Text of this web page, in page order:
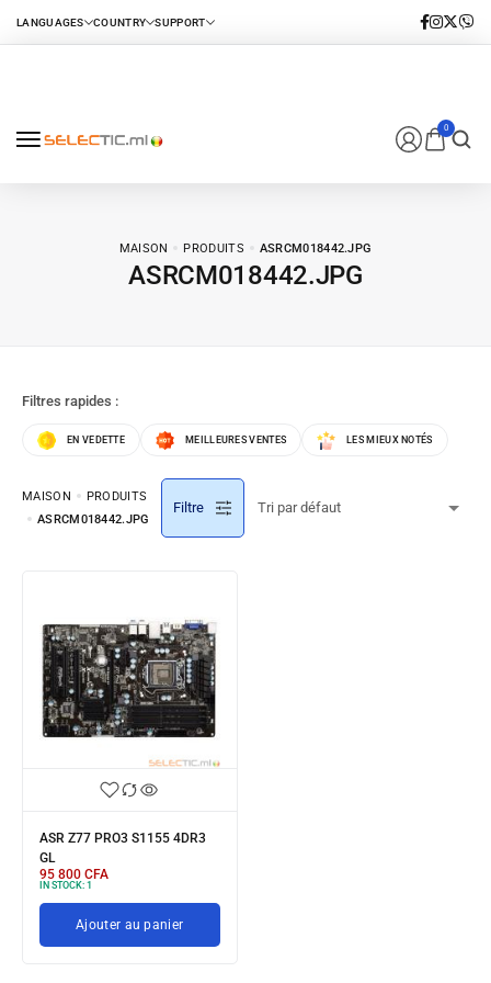
0
MAISON PRODUITS ASRCM018442.JPG
ASRCM018442.JPG
Filtres rapides :
EN VEDETTE MEILLEURES VENTES LES MIEUX NOTÉS
MAISON
PRODUITS
ASRCM018442.JPG
Filtre
ASR Z77 PRO3 S1155 4DR3
GL
95 800 CFA
IN STOCK: 1
Ajouter au panier